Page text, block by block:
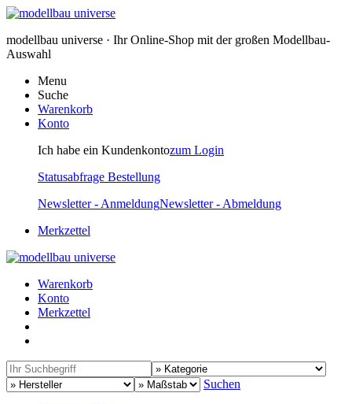
modellbau universe · Ihr Online-Shop mit der großen Modellbau-
Auswahl
Menu
Suche
Warenkorb
Konto
Ich habe ein Kundenkontozum Login
Statusabfrage Bestellung
Newsletter - AnmeldungNewsletter - Abmeldung
Merkzettel
Warenkorb
Konto
Merkzettel
Suchen